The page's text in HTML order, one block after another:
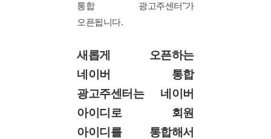
통합 광고주센터"가
오픈됩니다.
새롭게 오픈하는
네이버 통합
광고주센터는 네이버
아이디로 회원
아이디를 통합해서